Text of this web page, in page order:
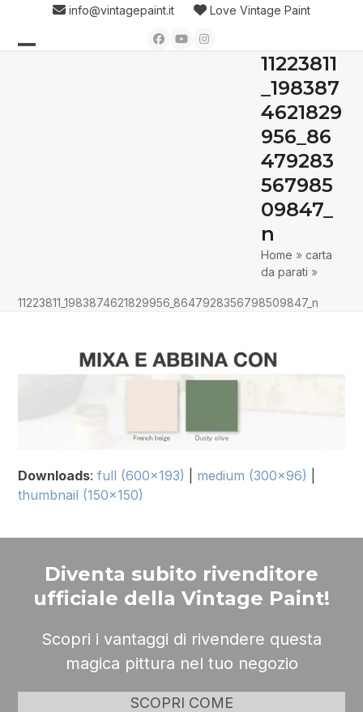
content
info@vintagepaint.it Love Vintage Paint
Facebook
YouTubeInstagram
11223811
_198387
4621829
956_86
479283
567985
09847_
n
Home »carta
da parati »
11223811_1983874621829956_8647928356798509847_n
Downloads:full (600x193) medium (300x96)
thumbnail (150x150)
Diventa subito rivenditore
ufficiale della Vintage Paint!
Scopri i vantaggi di rivendere questa
magica pittura nel tuo negozio
SCOPRI COME